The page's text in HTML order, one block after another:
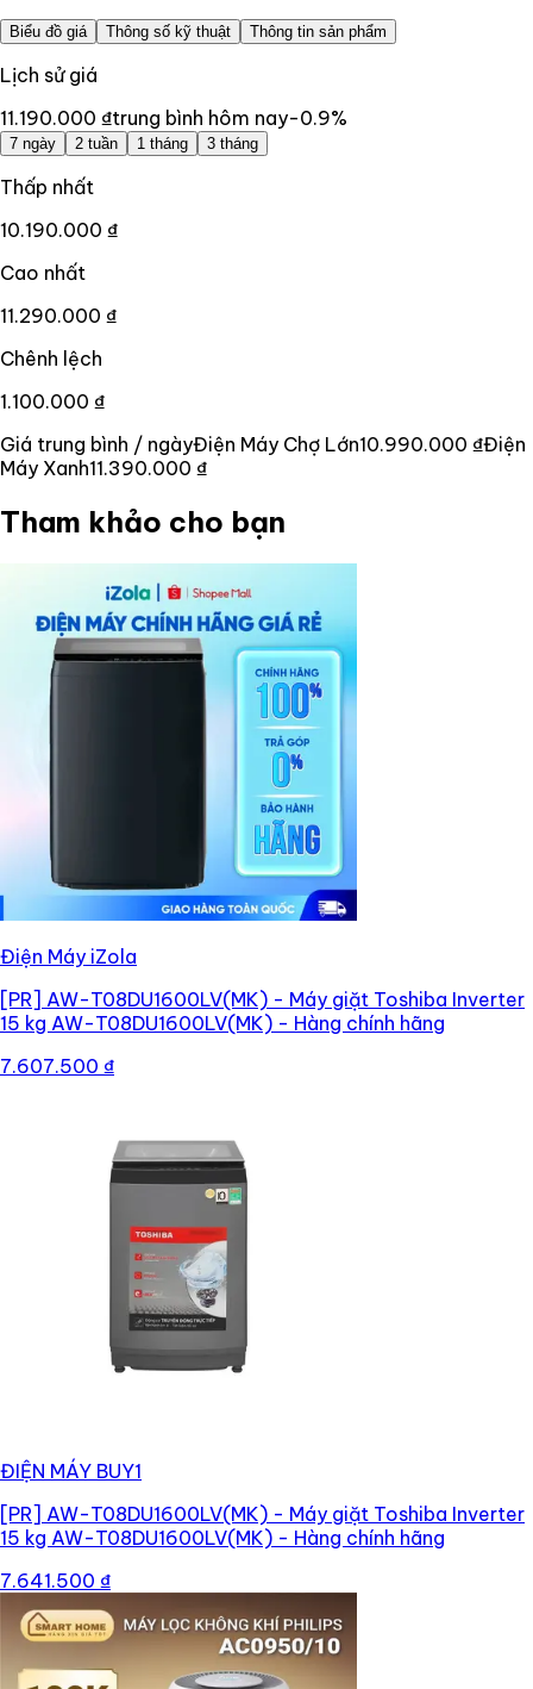
Biểu đồ giá Thông số kỹ thuật Thông tin sản phẩm
Lịch sử giá
11.190.000 ₫trung bình hôm nay-0.9%
7 ngày 2 tuần 1 tháng 3 tháng
Thấp nhất
10.190.000 ₫
Cao nhất
11.290.000 ₫
Chênh lệch
1.100.000 ₫
Giá trung bình / ngàyĐiện Máy Chợ Lớn10.990.000 ₫Điện
Máy Xanh11.390.000 ₫
Tham khảo cho bạn
Điện Máy iZola
[PR] AW-T08DU1600LV(MK) - Máy giặt Toshiba Inverter
15 kg AW-T08DU1600LV(MK) - Hàng chính hãng
7.607.500 ₫
ĐIỆN MÁY BUY1
[PR] AW-T08DU1600LV(MK) - Máy giặt Toshiba Inverter
15 kg AW-T08DU1600LV(MK) - Hàng chính hãng
7.641.500 ₫